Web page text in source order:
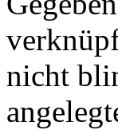
nicht